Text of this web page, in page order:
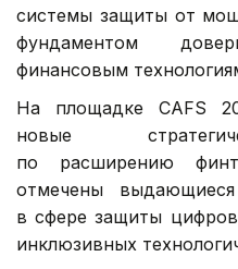
системы защиты от
фундаментом
финансовым
На площадке CAFS
новые
по расширению
отмечены
в сфере защиты
инклюзивных